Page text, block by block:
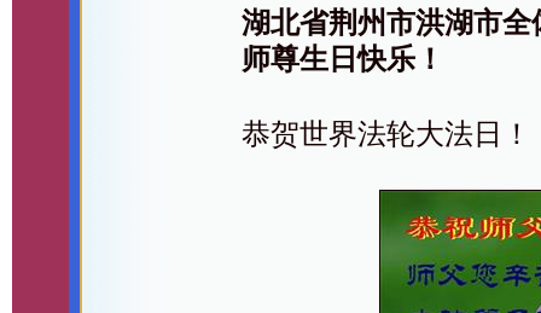
湖北省荆州市洪湖市
师尊生日快乐！
恭贺世界法轮大法日！